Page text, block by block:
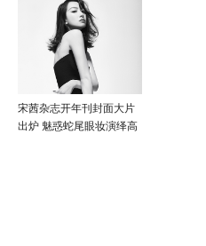
宋茜杂志开年刊封面大片
出炉 魅惑蛇尾眼妆演绎高